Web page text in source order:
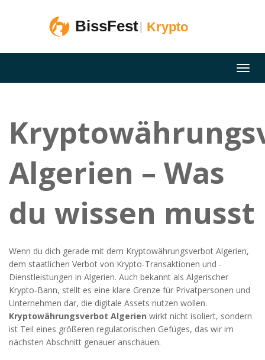
Algerien – Was
du wissen musst
Wenn du dich gerade mit dem Kryptowährungsverbot Algerien,
dem staatlichen Verbot von Krypto‑Transaktionen und -
Dienstleistungen in Algerien. Auch bekannt als Algerischer
Krypto‑Bann, stellt es eine klare Grenze für Privatpersonen und
Unternehmen dar, die digitale Assets nutzen wollen.
Kryptowährungsverbot Algerien wirkt nicht isoliert, sondern
ist Teil eines größeren regulatorischen Gefüges, das wir im
nächsten Abschnitt genauer anschauen.